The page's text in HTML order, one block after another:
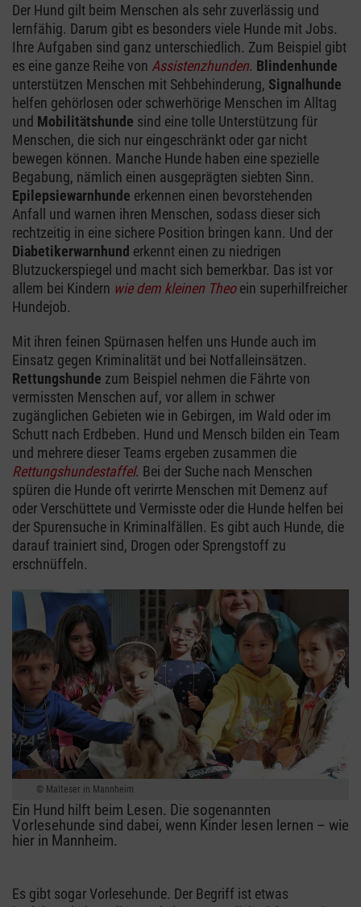
Der Hund gilt beim Menschen als sehr zuverlässig und
lernfähig. Darum gibt es besonders viele Hunde mit Jobs.
Ihre Aufgaben sind ganz unterschiedlich. Zum Beispiel gibt
es eine ganze Reihe von Assistenzhunden. Blindenhunde
unterstützen Menschen mit Sehbehinderung, Signalhunde
helfen gehörlosen oder schwerhörige Menschen im Alltag
und Mobilitätshunde sind eine tolle Unterstützung für
Menschen, die sich nur eingeschränkt oder gar nicht
bewegen können. Manche Hunde haben eine spezielle
Begabung, nämlich einen ausgeprägten siebten Sinn.
Epilepsiewarnhunde erkennen einen bevorstehenden
Anfall und warnen ihren Menschen, sodass dieser sich
rechtzeitig in eine sichere Position bringen kann. Und der
Diabetikerwarnhund erkennt einen zu niedrigen
Blutzuckerspiegel und macht sich bemerkbar. Das ist vor
allem bei Kindern wie dem kleinen Theoein superhilfreicher
Hundejob.
Mit ihren feinen Spürnasen helfen uns Hunde auch im
Einsatz gegen Kriminalität und bei Notfalleinsätzen.
Rettungshunde zum Beispiel nehmen die Fährte von
vermissten Menschen auf, vor allem in schwer
zugänglichen Gebieten wie in Gebirgen, im Wald oder im
Schutt nach Erdbeben. Hund und Mensch bilden ein Team
und mehrere dieser Teams ergeben zusammen die
Rettungshundestaffel. Bei der Suche nach Menschen
spüren die Hunde oft verirrte Menschen mit Demenz auf
oder Verschüttete und Vermisste oder die Hunde helfen bei
der Spurensuche in Kriminalfällen. Es gibt auch Hunde, die
darauf trainiert sind, Drogen oder Sprengstoff zu
erschnüffeln.
Malteser in Mannheim
Ein Hund hilft beim Lesen. Die sogenannten
Vorlesehunde sind dabei, wenn Kinder lesen lernen – wie
hier in Mannheim.
Es gibt sogar Vorlesehunde. Der Begriff ist etwas